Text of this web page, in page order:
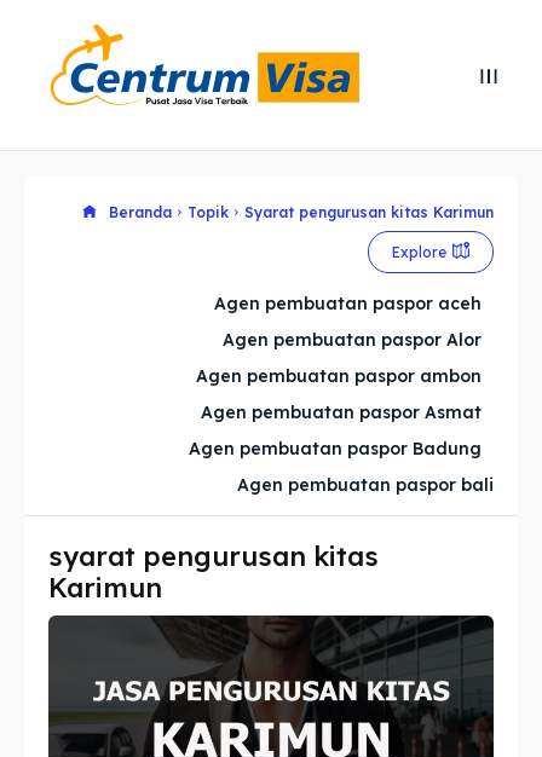
Cari
Cari
Explore our destinations
Imta
Legalisir
Apostille
Penerjemah
Explore our destinations
Imta
Legalisir
Apostille
Penerjemah
Beranda Topik Syarat pengurusan kitas Karimun
Explore
Agen pembuatan paspor aceh
Agen pembuatan paspor Alor
Agen pembuatan paspor ambon
Agen pembuatan paspor Asmat
Agen pembuatan paspor Badung
Agen pembuatan paspor bali
syarat pengurusan kitas
Karimun